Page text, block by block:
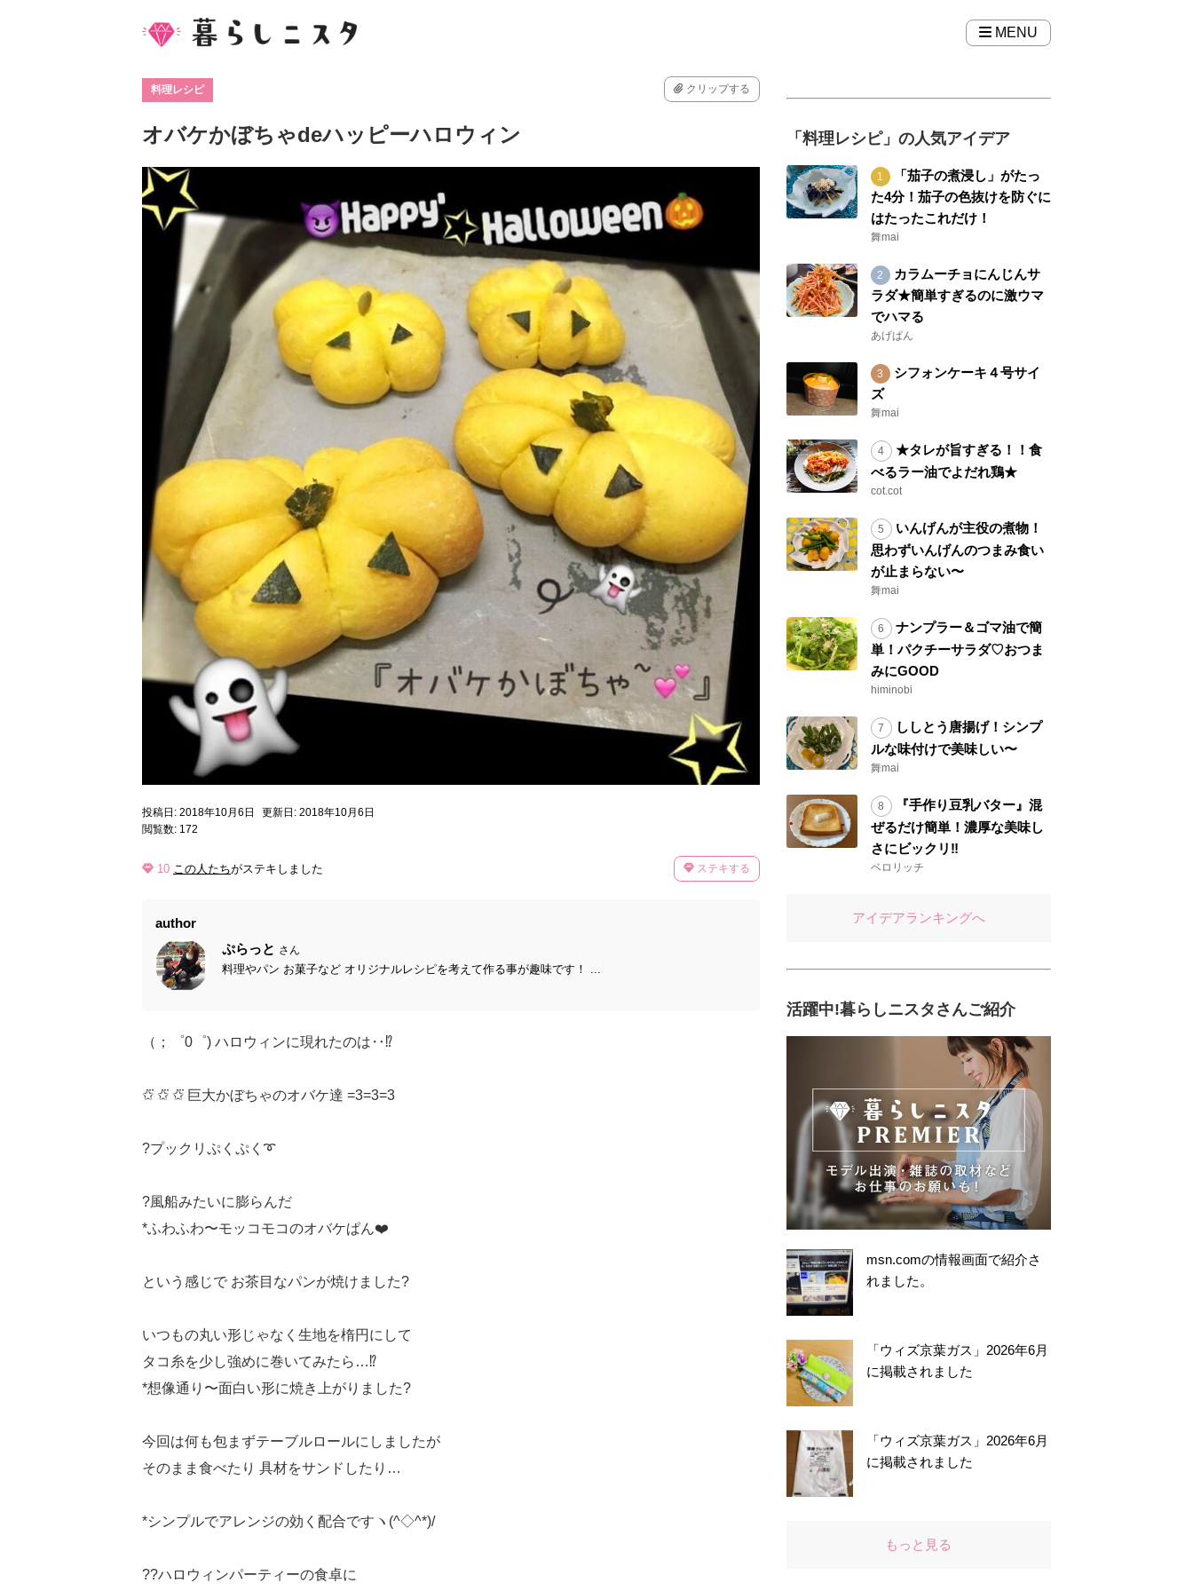
MENU
料理レシピ クリップする
オバケかぼちゃdeハッピーハロウィン
投稿日: 2018年10月6日
更新日: 2018年10月6日
閲覧数: 172
10 この人たちがステキしました ステキする
author
ぷらっと さん
料理やパン お菓子など オリジナルレシピを考えて作る事が趣味です！ ...
（；゜0゜) ハロウィンに現れたのは‥⁉️
✩⃛ ✩⃛ ✩⃛ 巨大かぼちゃのオバケ達 =3=3=3
?プックリぷくぷく➰
?風船みたいに膨らんだ
*ふわふわ〜モッコモコのオバケぱん❤️
という感じで お茶目なパンが焼けました?
いつもの丸い形じゃなく生地を楕円にして
タコ糸を少し強めに巻いてみたら…⁉︎
*想像通り〜面白い形に焼き上がりました?
今回は何も包まずテーブルロールにしましたが
そのまま食べたり 具材をサンドしたり…
*シンプルでアレンジの効く配合ですヽ(^◇^*)/
??ハロウィンパーティーの食卓に
「料理レシピ」の人気アイデア
「茄子の煮浸し」がたっ
た4分！茄子の色抜けを防ぐに
はたったこれだけ！
舞mai
カラムーチョにんじんサ
ラダ★簡単すぎるのに激ウマ
でハマる
あげぱん
シフォンケーキ４号サイ
ズ
舞mai
★タレが旨すぎる！！食
べるラー油でよだれ鶏★
cot.cot
いんげんが主役の煮物！
思わずいんげんのつまみ食い
が止まらない〜
舞mai
ナンプラー＆ゴマ油で簡
単！パクチーサラダ♡おつま
みにGOOD
himinobi
ししとう唐揚げ！シンプ
ルな味付けで美味しい〜
舞mai
『手作り豆乳バター』混
ぜるだけ簡単！濃厚な美味し
さにビックリ‼︎
ベロリッチ
アイデアランキングへ
活躍中!暮らしニスタさんご紹介
msn.comの情報画面で紹介さ
れました。
「ウィズ京葉ガス」2026年6月
に掲載されました
「ウィズ京葉ガス」2026年6月
に掲載されました
もっと見る